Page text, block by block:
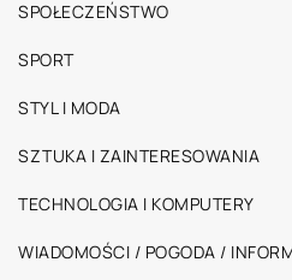
SPOŁECZEŃSTWO
SPORT
STYL I MODA
SZTUKA I ZAINTERESOWANIA
TECHNOLOGIA I KOMPUTERY
WIADOMOŚCI / POGODA /